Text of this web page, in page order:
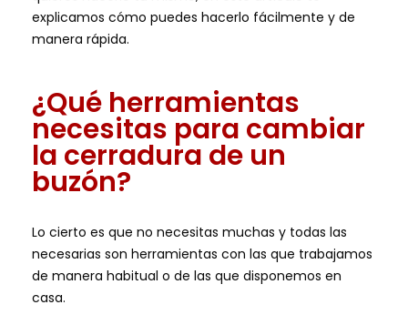
explicamos cómo puedes hacerlo fácilmente y de
manera rápida.
¿Qué herramientas
necesitas para cambiar
la cerradura de un
buzón?
Lo cierto es que no necesitas muchas y todas las
necesarias son herramientas con las que trabajamos
de manera habitual o de las que disponemos en
casa.